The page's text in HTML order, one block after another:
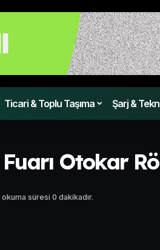
Ticari & Toplu Taşıma Şarj &
Otokar
süresi 0 dakikadır.